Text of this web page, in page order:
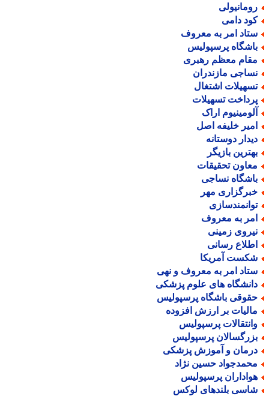
دامی
امر به معروف
پرسپولیس
معظم رهبری
مازندران
اشتغال
تسهیلات
اراک
خلیفه اصل
دوستانه
بازیگر
تحقیقات
نساجی
مهر
به معروف
زمینی
رسانی
آمریکا
امر به معروف و نهی
های علوم پزشکی
باشگاه پرسپولیس
بر ارزش افزوده
پرسپولیس
پرسپولیس
و آموزش پزشکی
حسین نژاد
پرسپولیس
بلندهای لوکس